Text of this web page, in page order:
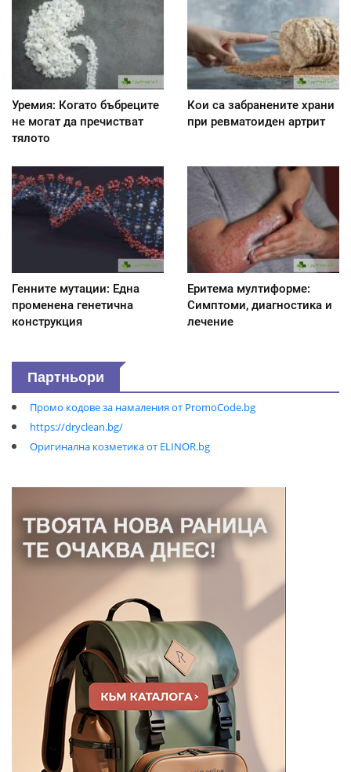
Уремия: Когато бъбреците
не могат да пречистват
тялото
Кои са забранените храни
при ревматоиден артрит
Генните мутации: Една
променена генетична
конструкция
Еритема мултиформе:
Симптоми, диагностика и
лечение
Партньори
Промо кодове за намаления от PromoCode.bg
https://dryclean.bg/
Оригинална козметика от ELINOR.bg